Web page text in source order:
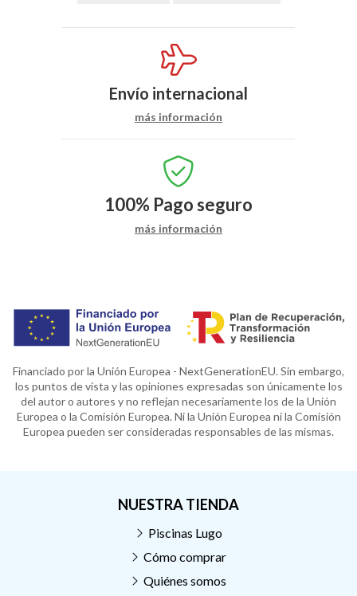
Envío internacional
más información
100% Pago seguro
más información
Financiado por la Unión Europea - NextGenerationEU. Sin embargo,
los puntos de vista y las opiniones expresadas son únicamente los
del autor o autores y no reflejan necesariamente los de la Unión
Europea o la Comisión Europea. Ni la Unión Europea ni la Comisión
Europea pueden ser consideradas responsables de las mismas.
NUESTRA TIENDA
Piscinas Lugo
Cómo comprar
Quiénes somos